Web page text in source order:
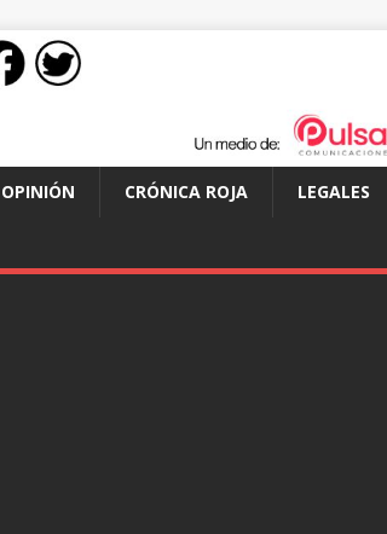
OPINIÓN CRÓNICA ROJA LEGALES